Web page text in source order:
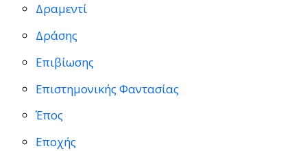
Δραμεντί
Δράσης
Επιβίωσης
Επιστημονικής Φαντασίας
Έπος
Εποχής